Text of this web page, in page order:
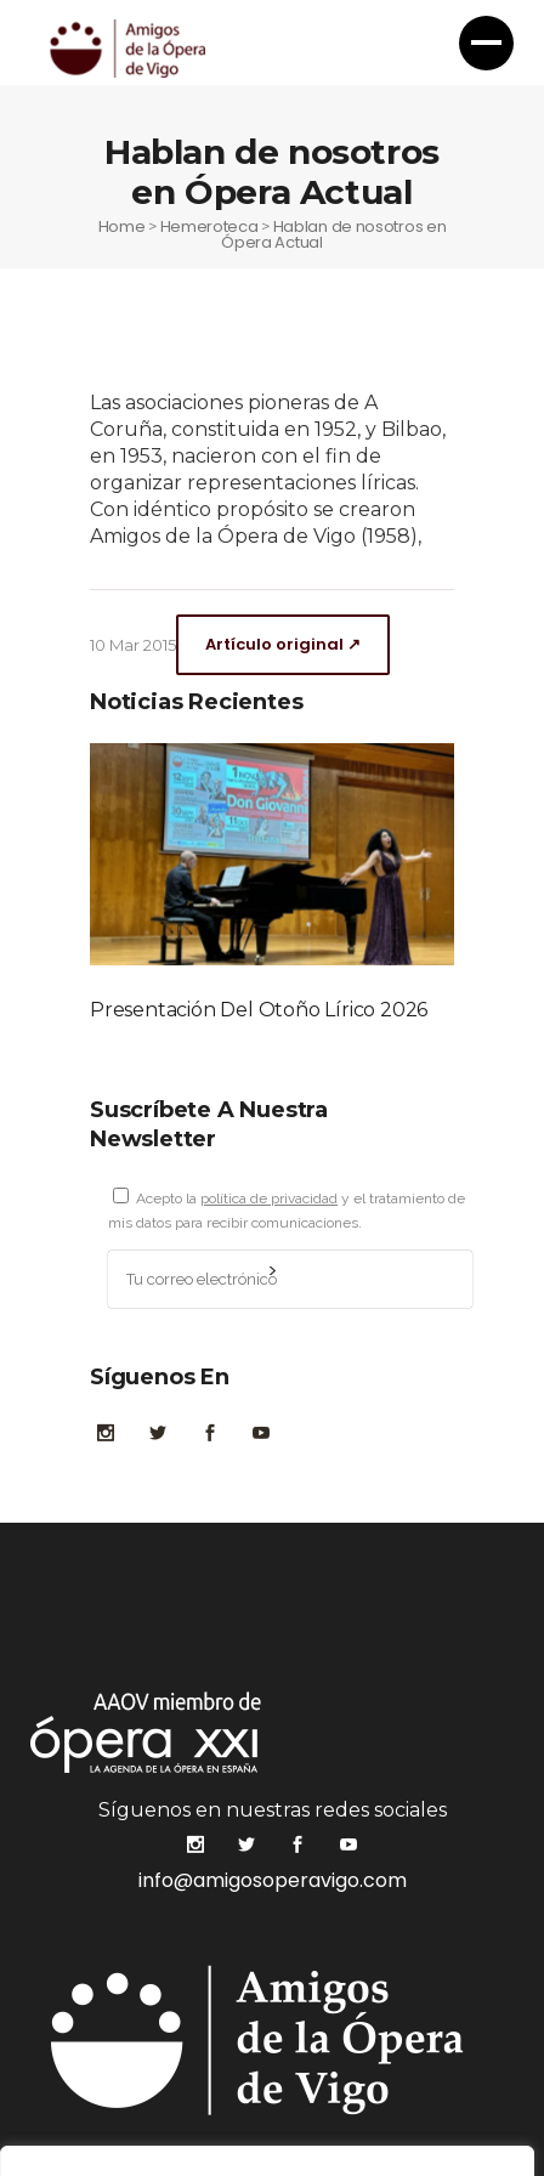
Hablan de nosotros
en Ópera Actual
Home >Hemeroteca >Hablan de nosotros en
Ópera Actual
Las asociaciones pioneras de A
Coruña, constituida en 1952, y Bilbao,
en 1953, nacieron con el fin de
organizar representaciones líricas.
Con idéntico propósito se crearon
Amigos de la Ópera de Vigo (1958),
10 Mar 2015 Artículo original ↗
Noticias Recientes
Presentación Del Otoño Lírico 2026
Suscríbete A Nuestra
Newsletter
Acepto la política de privacidad y el tratamiento de
mis datos para recibir comunicaciones.
Síguenos En
Síguenos en nuestras redes sociales
info@amigosoperavigo.com